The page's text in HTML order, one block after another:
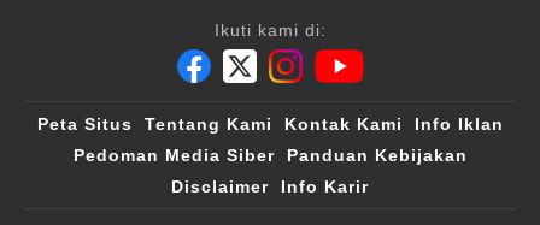
Ikuti kami di:
Peta Situs Tentang Kami Kontak Kami
Info Iklan
Pedoman Media Siber
Panduan Kebijakan
Disclaimer
Info Karir